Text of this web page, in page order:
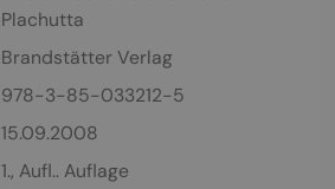
Plachutta
Brandstätter Verlag
978-3-85-033212-5
15.09.2008
1., Aufl.. Auflage